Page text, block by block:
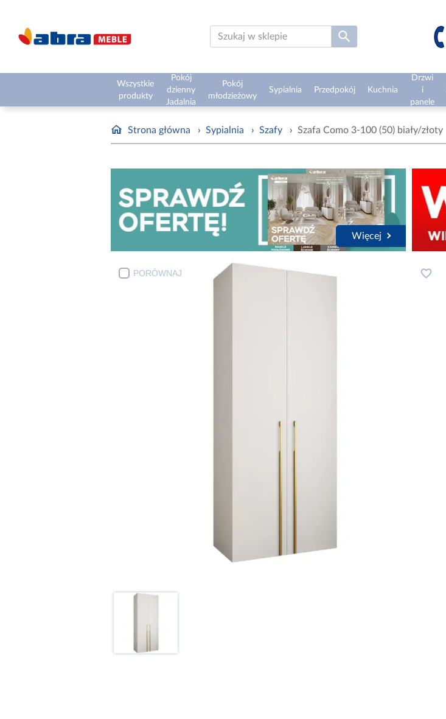
Wszystkie
produkty
Pokój
dzienny
Jadalnia
Pokój
młodzieżowy
Sypialnia Przedpokój Kuchnia
Drzwi
i
panele
Strona główna › Sypialnia › Szafy › Szafa Como 3-100 (50) biały/złoty
Więcej
PORÓWNAJ